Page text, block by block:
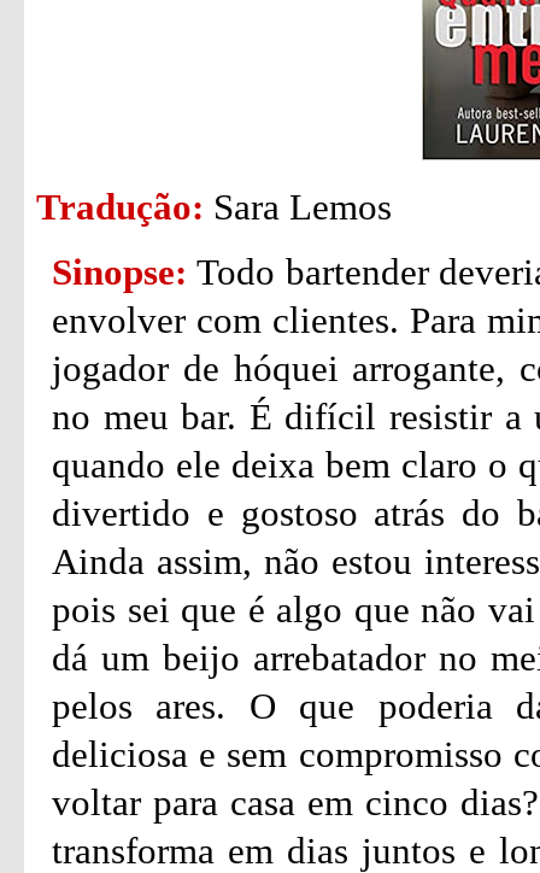
Tradução: Sara Lemos
Sinopse: Todo bartender
envolver com clientes. Para
jogador de hóquei arrogante,
no meu bar. É difícil resistir a
quando ele deixa bem claro o
divertido e gostoso atrás do
Ainda assim, não estou
pois sei que é algo que não
dá um beijo arrebatador no
pelos ares. O que poderia
deliciosa e sem compromisso
voltar para casa em cinco
transforma em dias juntos e